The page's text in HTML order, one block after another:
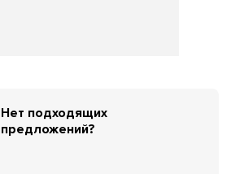
Нет подходящих
предложений?